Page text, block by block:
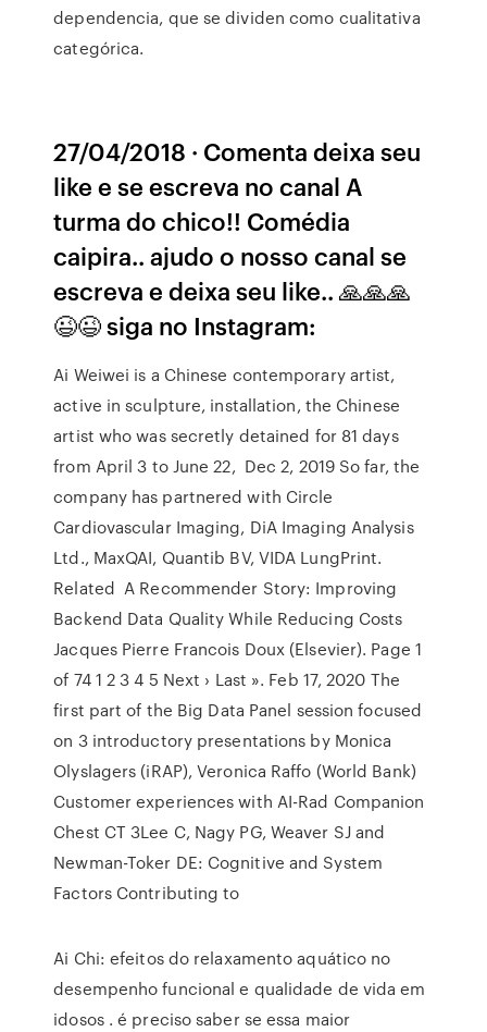
dependencia, que se dividen como cualitativa
categórica.
27/04/2018 · Comenta deixa seu
like e se escreva no canal A
turma do chico!! Comédia
caipira.. ajudo o nosso canal se
escreva e deixa seu like.. 🙏🙏🙏
😉😉 siga no Instagram:
Ai Weiwei is a Chinese contemporary artist,
active in sculpture, installation, the Chinese
artist who was secretly detained for 81 days
from April 3 to June 22, Dec 2, 2019 So far, the
company has partnered with Circle
Cardiovascular Imaging, DiA Imaging Analysis
Ltd., MaxQAI, Quantib BV, VIDA LungPrint.
Related A Recommender Story: Improving
Backend Data Quality While Reducing Costs
Jacques Pierre Francois Doux (Elsevier). Page 1
of 74 1 2 3 4 5 Next › Last ». Feb 17, 2020 The
first part of the Big Data Panel session focused
on 3 introductory presentations by Monica
Olyslagers (iRAP), Veronica Raffo (World Bank)
Customer experiences with AI-Rad Companion
Chest CT 3Lee C, Nagy PG, Weaver SJ and
Newman-Toker DE: Cognitive and System
Factors Contributing to
Ai Chi: efeitos do relaxamento aquático no
desempenho funcional e qualidade de vida em
idosos . é preciso saber se essa maior